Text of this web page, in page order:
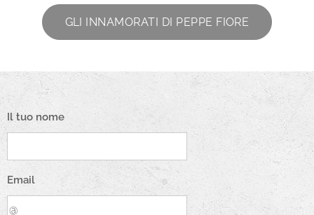
GLI INNAMORATI DI PEPPE FIORE
Il tuo nome
Email